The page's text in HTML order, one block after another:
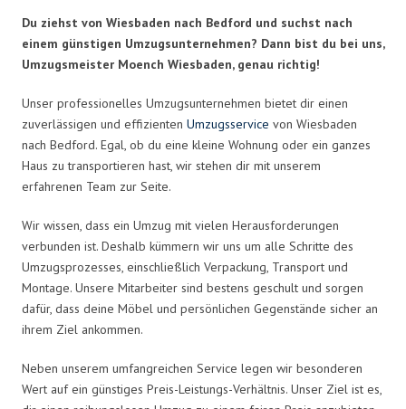
Du ziehst von Wiesbaden nach Bedford und suchst nach
einem günstigen Umzugsunternehmen? Dann bist du bei uns,
Umzugsmeister Moench Wiesbaden, genau richtig!
Unser professionelles Umzugsunternehmen bietet dir einen
zuverlässigen und effizienten Umzugsservice von Wiesbaden
nach Bedford. Egal, ob du eine kleine Wohnung oder ein ganzes
Haus zu transportieren hast, wir stehen dir mit unserem
erfahrenen Team zur Seite.
Wir wissen, dass ein Umzug mit vielen Herausforderungen
verbunden ist. Deshalb kümmern wir uns um alle Schritte des
Umzugsprozesses, einschließlich Verpackung, Transport und
Montage. Unsere Mitarbeiter sind bestens geschult und sorgen
dafür, dass deine Möbel und persönlichen Gegenstände sicher an
ihrem Ziel ankommen.
Neben unserem umfangreichen Service legen wir besonderen
Wert auf ein günstiges Preis-Leistungs-Verhältnis. Unser Ziel ist es,